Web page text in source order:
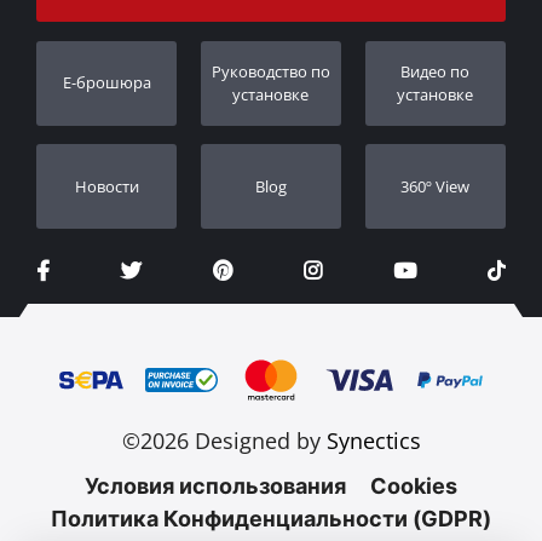
Порядок слежения
Дилеры
E-брошюра
Pуководство по
установке
Видео по
установке
Новости Blog 360º View
©2026 Designed by Synectics
Условия использования
Cookies
Политика Конфиденциальности (GDPR)